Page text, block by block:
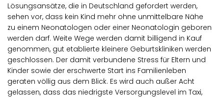
Lösungsansätze, die in Deutschland gefordert werden,
sehen vor, dass kein Kind mehr ohne unmittelbare Nähe
zu einem Neonatologen oder einer Neonatologin geboren
werden darf. Weite Wege werden damit billigend in Kauf
genommen, gut etablierte kleinere Geburtskliniken werden
geschlossen. Der damit verbundene Stress für Eltern und
Kinder sowie der erschwerte Start ins Familienleben
geraten völlig aus dem Blick. Es wird auch außer Acht
gelassen, dass das niedrigste Versorgungslevel im Taxi,